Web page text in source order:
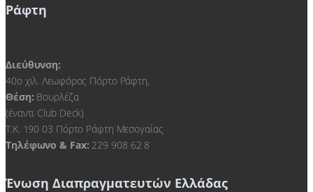
Ράφτη
Διεύθυνση:
40ο χιλ. Λεωφόρος Πόρτο Ράφτη,
Θέση: Βουρλέζα
(έναντι Club Deck)
Τ.Κ. 190 03 Πόρτο Ράφτη Μεσογαίας
Τηλέφωνο & Fax: 229 908 62 8
Ένωση Διαπραγματευτών Ελλάδας